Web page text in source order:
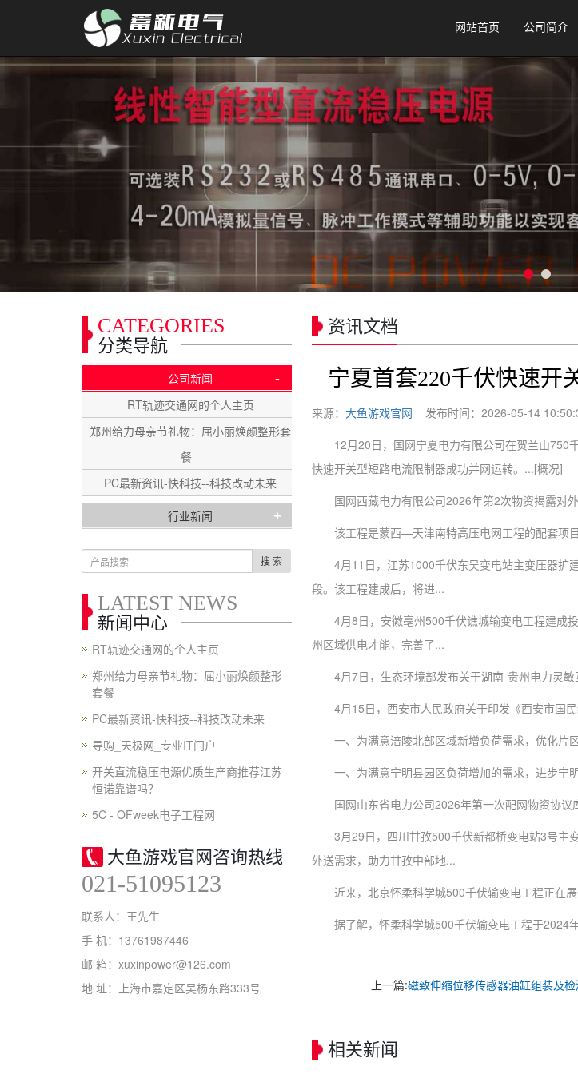
网站首页 公司简介
资讯文档
宁夏首套220千伏快速开
来源： 大鱼游戏官网 发布时间：2026-05-14
12月20日，国网宁夏电力有限公司在贺兰山750
快速开关型短路电流限制器成功并网运转。...[概况]
国网西藏电力有限公司2026年第2次物资揭露对外
该工程是蒙西—天津南特高压电网工程的配套项
4月11日，江苏1000千伏东吴变电站主变压器扩建
段。该工程建成后，将进...
4月8日，安徽亳州500千伏谯城输变电工程建成投
州区域供电才能，完善了...
4月7日，生态环境部发布关于湖南-贵州电力灵敏
4月15日，西安市人民政府关于印发《西安市国民
一、为满意涪陵北部区域新增负荷需求，优化片
一、为满意宁明县园区负荷增加的需求，进步宁
国网山东省电力公司2026年第一次配网物资协议
3月29日，四川甘孜500千伏新都桥变电站3号主
外送需求，助力甘孜中部地...
近来，北京怀柔科学城500千伏输变电工程正在展
据了解，怀柔科学城500千伏输变电工程于2024
上一篇:磁致伸缩位移传感器油缸组装及检
相关新闻
CATEGORIES
分类导航
公司新闻 -
RT轨迹交通网的个人主页
郑州给力母亲节礼物：屈小丽焕颜整形套
餐
PC最新资讯-快科技--科技改动未来
行业新闻 +
搜 索
LATEST NEWS
新闻中心
RT轨迹交通网的个人主页
郑州给力母亲节礼物：屈小丽焕颜整形
套餐
PC最新资讯-快科技--科技改动未来
导购_天极网_专业IT门户
开关直流稳压电源优质生产商推荐江苏
恒诺靠谱吗？
5C - OFweek电子工程网
大鱼游戏官网咨询热线
021-51095123
联系人：王先生
手 机：13761987446
邮 箱：xuxinpower@126.com
地 址：上海市嘉定区吴杨东路333号